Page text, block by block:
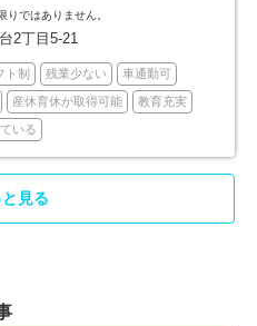
りではありません。
2丁目5-21
ト制 残業少ない 車通勤可
産休育休が取得可能 教育充実
いる
見る